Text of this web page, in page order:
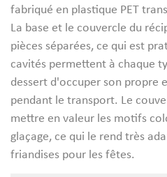
fabriqué en plastique PET
La base et le couvercle du
pièces séparées, ce qui est
cavités permettent à chaque
dessert d'occuper son propre
pendant le transport. Le
mettre en valeur les motifs
glaçage, ce qui le rend très
friandises pour les fêtes.